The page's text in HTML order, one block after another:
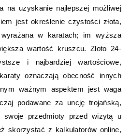
na uzyskanie najlepszej możliwej
jest określenie czystości złota,
w karatach; im wyższa
wartość kruszcu. Złoto 24-
i najbardziej wartościowe,
oznaczają obecność innych
ważnym aspektem jest waga
podawane za uncję trojańską,
swoje przedmioty przed wizytą u
skorzystać z kalkulatorów online,